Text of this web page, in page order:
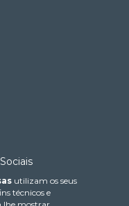
utilizam os seus
técnicos e